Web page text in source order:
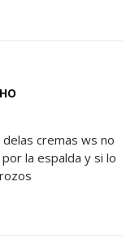
cremas ws no
la espalda y si lo